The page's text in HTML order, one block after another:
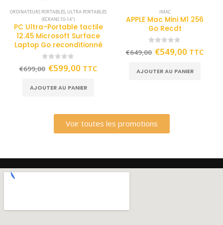
ORDINATEURS PORTABLES, ULTRA PORTABLES
(ECRANS 10-14")
PC Ultra-Portable tactile
12.45 Microsoft Surface
Laptop Go reconditionné
out of 5
€699,00 €599,00 TTC
AJOUTER AU PANIER
IMAC
APPLE Mac Mini M1 256
Go Recdt
out of 5
€649,00 €549,00 TTC
AJOUTER AU PANIER
Voir toutes les promotions